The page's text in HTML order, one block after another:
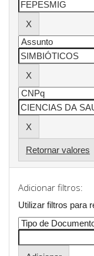
Retornar valores
Adicionar filtros:
Utilizar filtros para